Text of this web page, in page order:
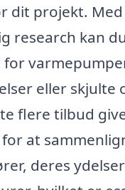
dit projekt.
research kan
eller skjulte
flere tilbud
at
deres